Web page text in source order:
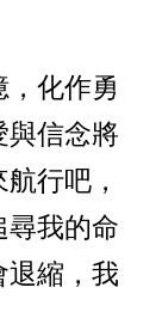
，化作勇
與信念將
行吧，
尋我的命
退縮，我